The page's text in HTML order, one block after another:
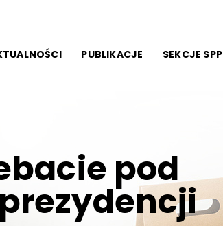
PUBLIKACJE SEKCJE SPP
pod